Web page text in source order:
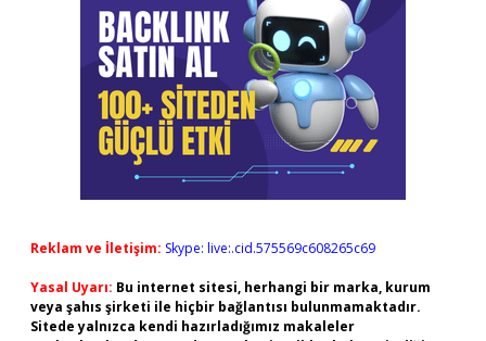
Reklam ve İletişim: Skype: live:.cid.575569c608265c69
Yasal Uyarı: Bu internet sitesi, herhangi bir marka, kurum
veya şahıs şirketi ile hiçbir bağlantısı bulunmamaktadır.
Sitede yalnızca kendi hazırladığımız makaleler